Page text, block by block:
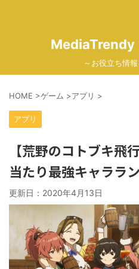
MediaTrendy
～お役立ち情
HOME >ゲーム >アプリ >
アプリ
【荒野のコトブキ飛
当たり最強キャララ
更新日： 2020年4月13日